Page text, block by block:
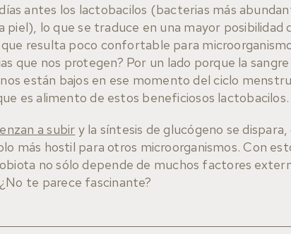
antes los lactobacilos (bacterias más
lo que se traduce en una mayor posibilidad
resulta poco confortable para
que nos protegen? Por un lado porque la
están bajos en ese momento del ciclo
es alimento de estos beneficiosos lactobacilos.
a subir y la síntesis de glucógeno se
más hostil para otros microorganismos. Con
no sólo depende de muchos factores
te parece fascinante?